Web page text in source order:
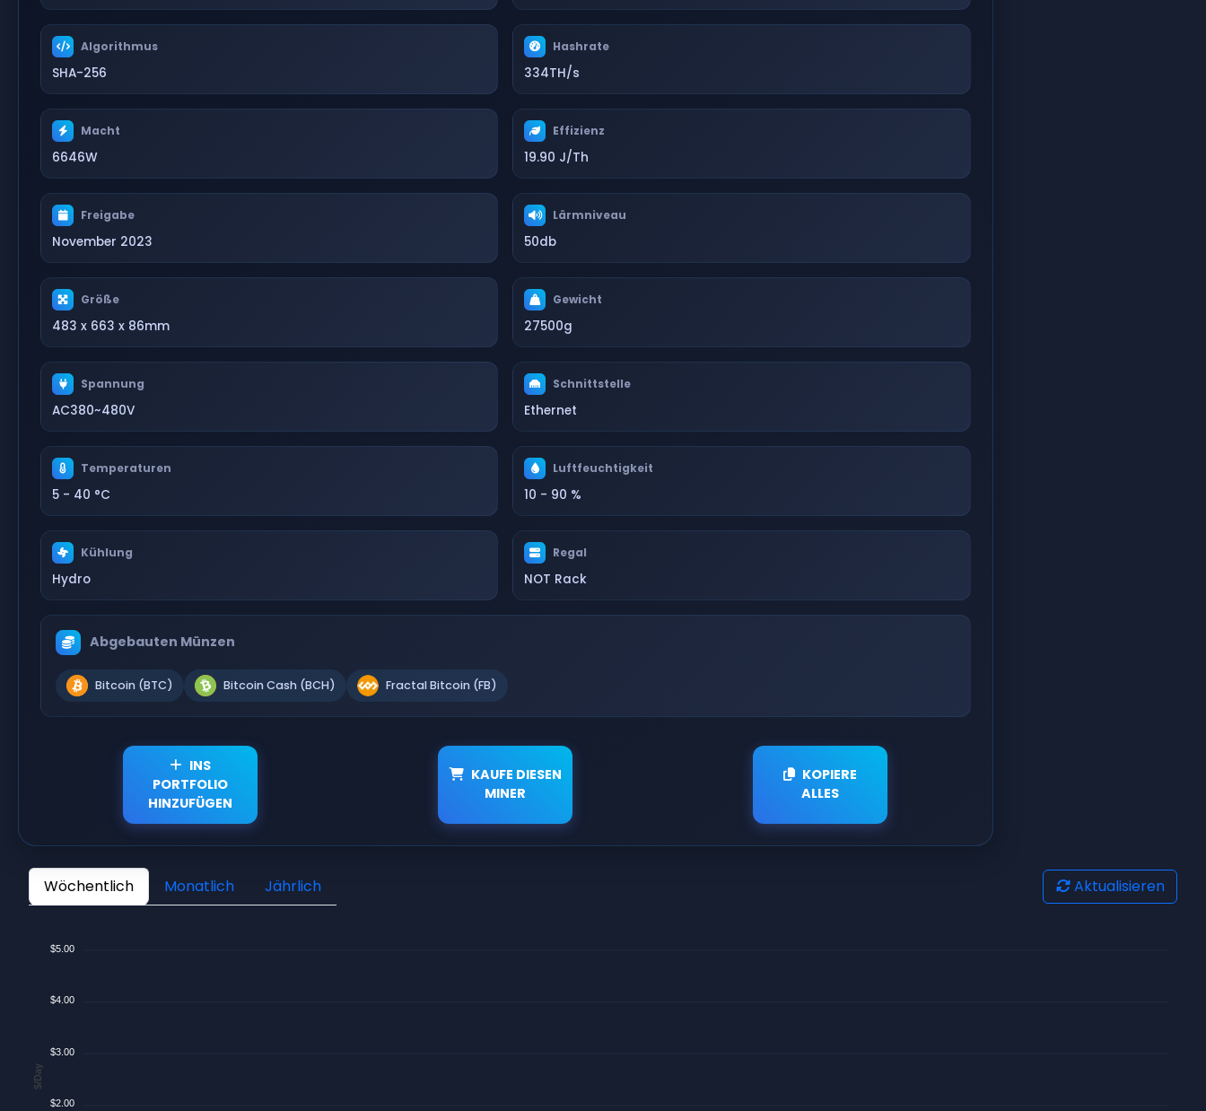
Algorithmus
SHA-256
Hashrate
334TH/s
Macht
6646W
Effizienz
19.90 J/Th
Freigabe
November 2023
Lärmniveau
50db
Größe
483 x 663 x 86mm
Gewicht
27500g
Spannung
AC380~480V
Schnittstelle
Ethernet
Temperaturen
5 - 40 °C
Luftfeuchtigkeit
10 - 90 %
Kühlung
Hydro
Regal
NOT Rack
Abgebauten Münzen
Bitcoin (BTC) Bitcoin Cash (BCH) Fractal Bitcoin (FB)
INS
PORTFOLIO
HINZUFÜGEN
KAUFE DIESEN
MINER
KOPIERE
ALLES
Wöchentlich Monatlich Jährlich Aktualisieren
$5.00
$4.00
$3.00
$2.00
$/Day